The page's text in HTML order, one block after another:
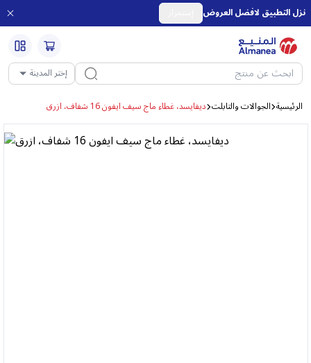
نزل التطبيق لافضل العروض
إختر المدينة
الرئيسية الجوالات والتابلت ديفايسد، غطاء ماج سيف ايفون 16 شفاف، ازرق